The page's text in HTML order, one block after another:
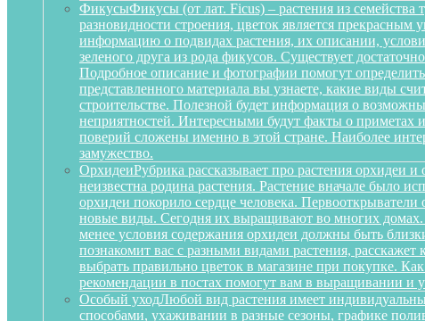
ФикусыФикусы (от лат. Ficus) – растения из
разновидности строения, цветок является
информацию о подвидах растения, их описании,
зеленого друга из рода фикусов. Существует
Подробное описание и фотографии помогут
представленного материала вы узнаете, какие виды
строительстве. Полезной будет информация о
неприятностей. Интересными будут факты о приметах
поверий сложены именно в этой стране. Наиболее
замужество.
ОрхидеиРубрика рассказывает про растения
неизвестна родина растения. Растение вначале было
орхидеи покорило сердце человека.
новые виды. Сегодня их выращивают во многих домах.
менее условия содержания орхидеи должны быть
познакомит вас с разными видами растения,
выбрать правильно цветок в магазине при покупке.
рекомендации в постах помогут вам в выращивании и
Особый уходЛюбой вид растения имеет
способами, ухаживании в разные сезоны, графике